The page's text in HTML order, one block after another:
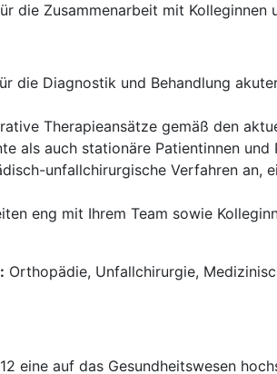
die Zusammenarbeit mit Kolleginnen
die Diagnostik und Behandlung
Therapieansätze gemäß den
als auch stationäre Patientinnen
unfallchirurgische Verfahren an,
eng mit Ihrem Team sowie
Orthopädie, Unfallchirurgie,
eine auf das Gesundheitswesen